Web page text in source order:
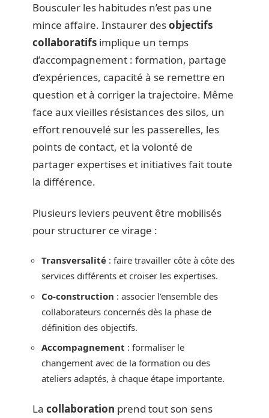
Bousculer les habitudes n’est pas une
mince affaire. Instaurer desobjectifs
collaboratifs implique un temps
d’accompagnement : formation, partage
d’expériences, capacité à se remettre en
question et à corriger la trajectoire. Même
face aux vieilles résistances des silos, un
effort renouvelé sur les passerelles, les
points de contact, et la volonté de
partager expertises et initiatives fait toute
la différence.
Plusieurs leviers peuvent être mobilisés
pour structurer ce virage :
Transversalité : faire travailler côte à côte des
services différents et croiser les expertises.
Co-construction : associer l’ensemble des
collaborateurs concernés dès la phase de
définition des objectifs.
Accompagnement : formaliser le
changement avec de la formation ou des
ateliers adaptés, à chaque étape importante.
La collaboration prend tout son sens